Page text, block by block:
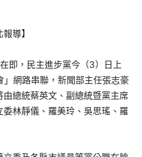
導】
即，民主進步黨今（3）日上
網路串聯，新聞部主任張志豪
總統蔡英文、副總統暨黨主席
林靜儀、羅美玲、吳思瑤、羅